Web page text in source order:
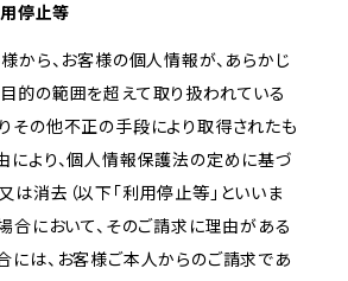
停止等
から、お客様の個人情報が、あらかじ
的の範囲を超えて取り扱われている
その他不正の手段により取得されたも
により、個人情報保護法の定めに基づ
は消去（以下「利用停止等」といいま
合において、そのご請求に理由がある
には、お客様ご本人からのご請求であ